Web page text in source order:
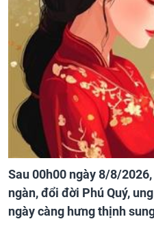
Sau 00h00 ngày 8/8/
ngàn, đổi đời Phú Quý,
ngày càng hưng thịnh